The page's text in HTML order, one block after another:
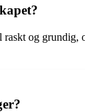
og grundig,